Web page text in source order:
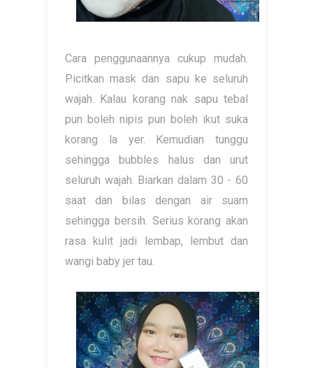
Cara penggunaannya cukup mudah.
Picitkan mask dan sapu ke seluruh
wajah. Kalau korang nak sapu tebal
pun boleh nipis pun boleh ikut suka
korang la yer. Kemudian tunggu
sehingga bubbles halus dan urut
seluruh wajah. Biarkan dalam 30 - 60
saat dan bilas dengan air suam
sehingga bersih. Serius korang akan
rasa kulit jadi lembap, lembut dan
wangi baby jer tau.